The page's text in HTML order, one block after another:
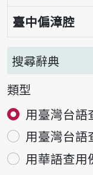
臺中偏漳腔
搜尋辭典
類型
用臺灣台語
用臺灣台語
用華語查用